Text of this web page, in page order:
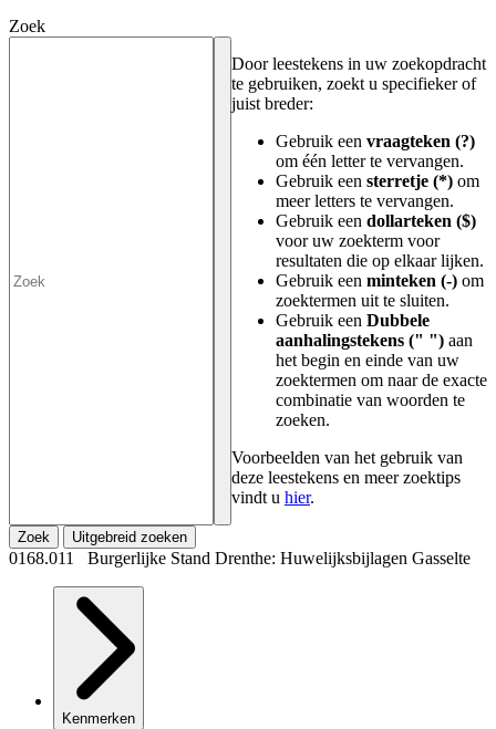
Zoek
Door leestekens in uw zoekopdracht
te gebruiken, zoekt u specifieker of
juist breder:
Gebruik een vraagteken (?)
om één letter te vervangen.
Gebruik een sterretje (*) om
meer letters te vervangen.
Gebruik een dollarteken ($)
voor uw zoekterm voor
resultaten die op elkaar lijken.
Gebruik een minteken (-) om
zoektermen uit te sluiten.
Gebruik een Dubbele
aanhalingstekens (" ") aan
het begin en einde van uw
zoektermen om naar de exacte
combinatie van woorden te
zoeken.
Voorbeelden van het gebruik van
deze leestekens en meer zoektips
vindt u hier.
Zoek Uitgebreid zoeken
0168.011 Burgerlijke Stand Drenthe: Huwelijksbijlagen Gasselte
Kenmerken